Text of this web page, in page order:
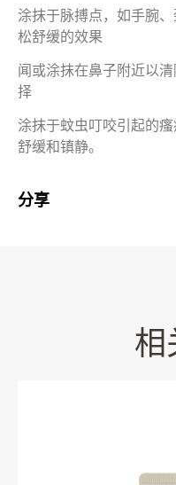
涂抹于脉搏点，如手腕
松舒缓的效果
闻或涂抹在鼻子附近以
择
涂抹于蚊虫叮咬引起的
舒缓和镇静。
分享
相